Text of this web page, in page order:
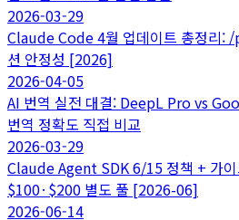
2026-03-29
Claude Code 4월 업데이트 총정리:
션 안정성 [2026]
2026-04-05
AI 번역 실전 대결: DeepL Pro vs
번역 정확도 직접 비교
2026-03-29
Claude Agent SDK 6/15 정책 + 가
$100·$200 별도 풀 [2026-06]
2026-06-14